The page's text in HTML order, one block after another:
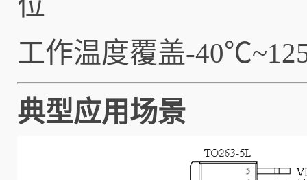
工作温度覆盖-
典型应用场景